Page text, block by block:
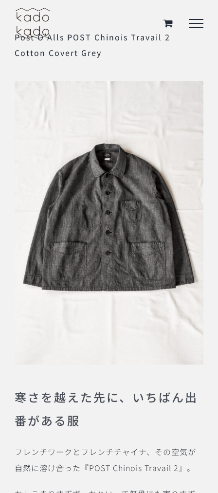
Skip
contentPost O’Alls POST Chinois Travail 2
Cotton Covert Grey
寒さを越えた先に、いちばん出
番がある服
フレンチワークとフレンチチャイナ、その空気が
自然に溶け合った『POST Chinois Travail 2』。